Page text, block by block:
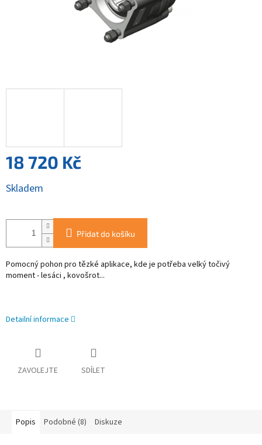
18 720 Kč
cena:
Skladem
Přidat do košíku
Pomocný pohon pro tězké aplikace, kde je potřeba velký točivý
moment - lesáci , kovošrot...
Detailní informace
ZAVOLEJTE SDÍLET
Popis Podobné (8) Diskuze